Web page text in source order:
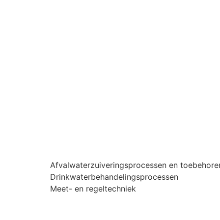
Afvalwaterzuiveringsprocessen en
Drinkwaterbehandelingsprocessen
Meet- en regeltechniek